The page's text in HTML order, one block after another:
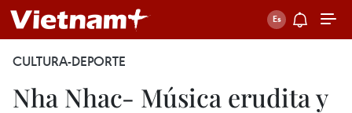
CULTURA-DEPORTE
Nha Nhac- Música erudita y